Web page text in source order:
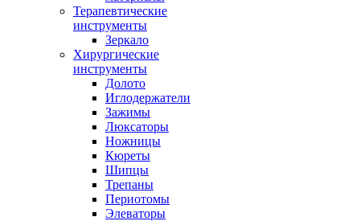
Терапевтические
инструменты
Зеркало
Хирургические
инструменты
Долото
Иглодержатели
Зажимы
Люксаторы
Ножницы
Кюреты
Шипцы
Трепаны
Периотомы
Элеваторы